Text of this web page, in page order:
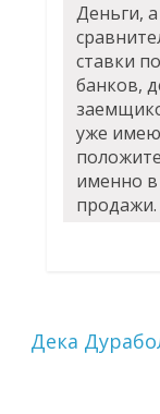
Деньги,
ставки
банков,
уже
именно в
продажи.
Дека